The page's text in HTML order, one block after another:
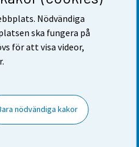
Nödvändiga
ska fungera på
för att visa videor,
nödvändiga kakor